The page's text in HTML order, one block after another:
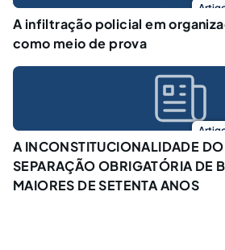
A infiltração policial em
como meio de prova
A INCONSTITUCIONALIDADE DO
SEPARAÇÃO OBRIGATÓRIA DE
MAIORES DE SETENTA ANOS